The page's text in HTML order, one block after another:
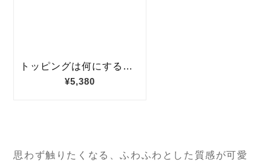
思わず触りたくなる、ふわふわとした質感が可愛